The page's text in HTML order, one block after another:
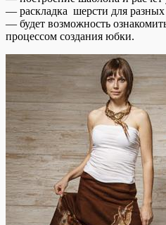
— раскладка шерсти для
— будет возможность
процессом создания юбки.